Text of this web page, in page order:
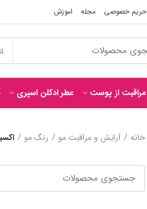
حریم خصوصی مجله اموزش
مراقبت از پوست عطر ادکلن اسپری
خانه آرایش و مراقبت مو رنگ مو